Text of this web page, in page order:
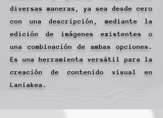
diversas maneras, ya sea desde cero
con una descripción, mediante la
edición de imágenes existentes o
una combinación de ambas opciones.
Es una herramienta versátil para la
creación de contenido visual en
Laniakea.